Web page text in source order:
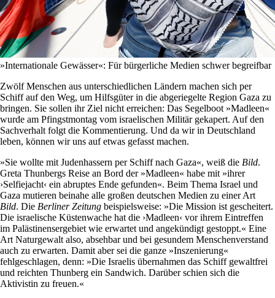
»Internationale Gewässer«: Für bürgerliche Medien schwer begreifbar
Zwölf Menschen aus unterschiedlichen Ländern machen sich per
Schiff auf den Weg, um Hilfsgüter in die abgeriegelte Region Gaza zu
bringen. Sie sollen ihr Ziel nicht erreichen: Das Segelboot »Madleen«
wurde am Pfingstmontag vom israelischen Militär gekapert. Auf den
Sachverhalt folgt die Kommentierung. Und da wir in Deutschland
leben, können wir uns auf etwas gefasst machen.
»Sie wollte mit Judenhassern per Schiff nach Gaza«, weiß die Bild.
Greta Thunbergs Reise an Bord der »Madleen« habe mit »ihrer
›Selfiejacht‹ ein abruptes Ende gefunden«. Beim Thema Israel und
Gaza mutieren beinahe alle großen deutschen Medien zu einer Art
Bild. Die Berliner Zeitung beispielsweise: »Die Mission ist gescheitert.
Die israelische Küstenwache hat die ›Madleen‹ vor ihrem Eintreffen
im Palästinensergebiet wie erwartet und angekündigt gestoppt.« Eine
Art Naturgewalt also, absehbar und bei gesundem Menschenverstand
auch zu erwarten. Damit aber sei die ganze »Inszenierung«
fehlgeschlagen, denn: »Die Israelis übernahmen das Schiff gewaltfrei
und reichten Thunberg ein Sandwich. Darüber schien sich die
Aktivistin zu freuen.«